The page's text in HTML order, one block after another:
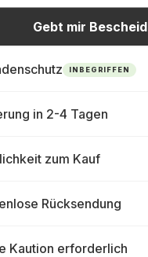
Gebt mir Bescheid
INBEGRIFFEN
in 2-4 Tagen
zum Kauf
Rücksendung
Kaution erforderlich